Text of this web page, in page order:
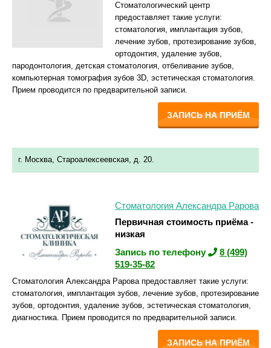
Стоматологический центр
предоставляет такие услуги:
стоматология, имплантация зубов,
лечение зубов, протезирование зубов,
ортодонтия, удаление зубов,
пародонтология, детская стоматология, отбеливание зубов,
компьютерная томография зубов 3D, эстетическая стоматология.
Прием проводится по предварительной записи.
ЗАПИСЬ НА ПРИЁМ
г. Москва, Староалексеевская, д. 20.
Стоматология Александра Рарова
Первичная стоимость приёма -
низкая
Запись по телефону
8 (499)
519-35-82
Стоматология Александра Рарова предоставляет такие услуги:
стоматология, имплантация зубов, лечение зубов, протезирование
зубов, ортодонтия, удаление зубов, эстетическая стоматология,
диагностика. Прием проводится по предварительной записи.
ЗАПИСЬ НА ПРИЁМ